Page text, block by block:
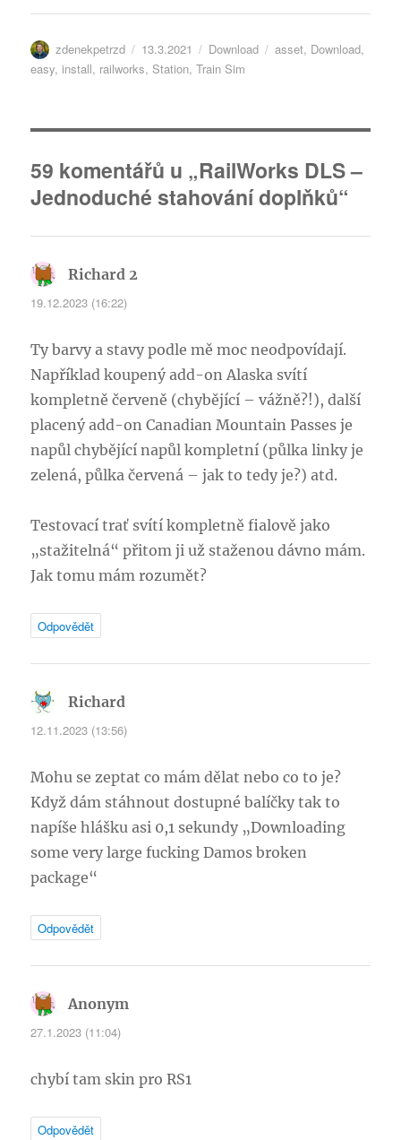
Autor:
zdenekpetrzd Publikováno:
13.3.2021 Rubriky:
Download Štítky:
asset, Download,
easy,install, railworks,Station,Train Sim
59 komentářů u „RailWorks DLS –
Jednoduché stahování doplňků“
Richard 2
19.12.2023 (16:22)
Ty barvy a stavy podle mě moc neodpovídají.
Například koupený add-on Alaska svítí
kompletně červeně (chybějící – vážně?!), další
placený add-on Canadian Mountain Passes je
napůl chybějící napůl kompletní (půlka linky je
zelená, půlka červená – jak to tedy je?) atd.
Testovací trať svítí kompletně fialově jako
„stažitelná“ přitom ji už staženou dávno mám.
Jak tomu mám rozumět?
Odpovědět
Richard
12.11.2023 (13:56)
Mohu se zeptat co mám dělat nebo co to je?
Když dám stáhnout dostupné balíčky tak to
napíše hlášku asi 0,1 sekundy „Downloading
some very large fucking Damos broken
package“
Odpovědět
Anonym
27.1.2023 (11:04)
chybí tam skin pro RS1
Odpovědět